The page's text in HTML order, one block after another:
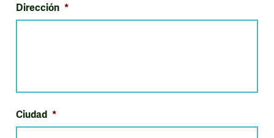
Dirección *
Ciudad *